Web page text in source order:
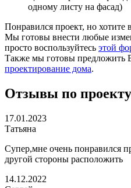
одному листу на фасад)
Понравился проект, но хотите
Мы готовы внести любые
просто воспользуйтесь этой
Также мы готовы предложить
проектирование дома.
Отзывы по
17.01.2023
Татьяна
Супер,мне очень понравился
другой стороны расположить
14.12.2022